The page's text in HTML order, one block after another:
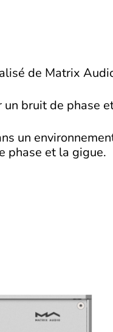
de Matrix
bruit de phase
un
phase et la gigue.